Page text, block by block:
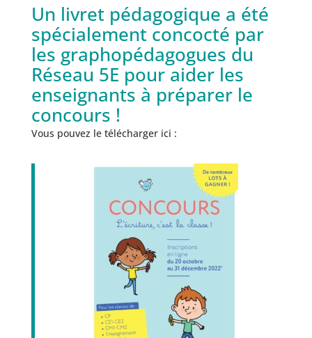
Un livret pédagogique a été
spécialement concocté par
les graphopédagogues du
Réseau 5E pour aider les
enseignants à préparer le
concours !
Vous pouvez le télécharger ici :